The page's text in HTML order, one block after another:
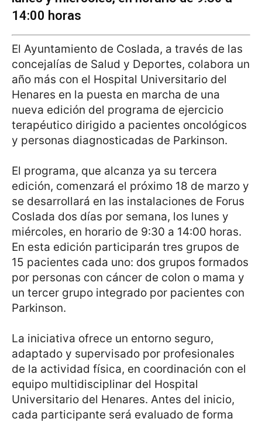
14:00 horas
El Ayuntamiento de Coslada, a través de las
concejalías de Salud y Deportes, colabora un
año más con el Hospital Universitario del
Henares en la puesta en marcha de una
nueva edición del programa de ejercicio
terapéutico dirigido a pacientes oncológicos
y personas diagnosticadas de Parkinson.
El programa, que alcanza ya su tercera
edición, comenzará el próximo 18 de marzo y
se desarrollará en las instalaciones de Forus
Coslada dos días por semana, los lunes y
miércoles, en horario de 9:30 a 14:00 horas.
En esta edición participarán tres grupos de
15 pacientes cada uno: dos grupos formados
por personas con cáncer de colon o mama y
un tercer grupo integrado por pacientes con
Parkinson.
La iniciativa ofrece un entorno seguro,
adaptado y supervisado por profesionales
de la actividad física, en coordinación con el
equipo multidisciplinar del Hospital
Universitario del Henares. Antes del inicio,
cada participante será evaluado de forma